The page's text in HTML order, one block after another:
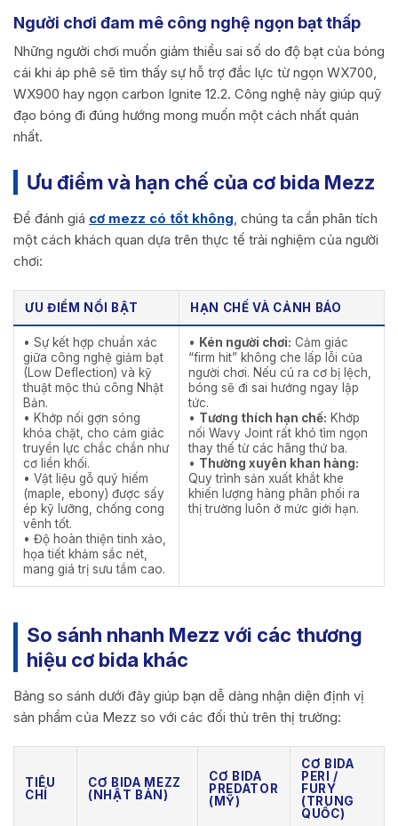
Người chơi đam mê công nghệ ngọn bạt thấp
Những người chơi muốn giảm thiểu sai số do độ bạt của bóng
cái khi áp phê sẽ tìm thấy sự hỗ trợ đắc lực từ ngọn WX700,
WX900 hay ngọn carbon Ignite 12.2. Công nghệ này giúp quỹ
đạo bóng đi đúng hướng mong muốn một cách nhất quán
nhất.
Ưu điểm và hạn chế của cơ bida Mezz
Để đánh giá cơ mezz có tốt không , chúng ta cần phân tích
một cách khách quan dựa trên thực tế trải nghiệm của người
chơi:
ƯU ĐIỂM NỔI BẬT HẠN CHẾ VÀ CẢNH BÁO
• Sự kết hợp chuẩn xác
giữa công nghệ giảm bạt
(Low Deflection) và kỹ
thuật mộc thủ công Nhật
Bản.
• Khớp nối gợn sóng
khóa chặt, cho cảm giác
truyền lực chắc chắn như
cơ liền khối.
• Vật liệu gỗ quý hiếm
(maple, ebony) được sấy
ép kỹ lưỡng, chống cong
vênh tốt.
• Độ hoàn thiện tinh xảo,
họa tiết khảm sắc nét,
mang giá trị sưu tầm cao.
• Kén người chơi: Cảm giác
“firm hit” không che lấp lỗi của
người chơi. Nếu cú ra cơ bị lệch,
bóng sẽ đi sai hướng ngay lập
tức.
• Tương thích hạn chế: Khớp
nối Wavy Joint rất khó tìm ngọn
thay thế từ các hãng thứ ba.
• Thường xuyên khan hàng:
Quy trình sản xuất khắt khe
khiến lượng hàng phân phối ra
thị trường luôn ở mức giới hạn.
So sánh nhanh Mezz với các thương
hiệu cơ bida khác
Bảng so sánh dưới đây giúp bạn dễ dàng nhận diện định vị
sản phẩm của Mezz so với các đối thủ trên thị trường:
TIÊU
CHÍ
CƠ BIDA MEZZ
(NHẬT BẢN)
CƠ BIDA
PREDATOR
(MỸ)
CƠ BIDA
PERI /
FURY
(TRUNG
QUỐC)